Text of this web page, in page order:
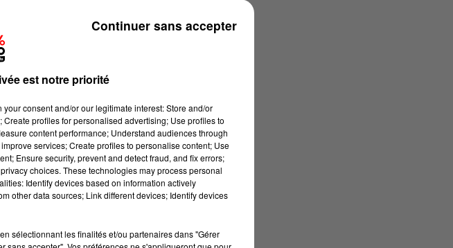
est notre priorité
consent and/or our legitimate interest: Store and/or
profiles for personalised advertising; Use profiles to
content performance; Understand audiences through
services; Create profiles to personalise content; Use
Ensure security, prevent and detect fraud, and fix errors;
choices. These technologies may process personal
Identify devices based on information actively
other data sources; Link different devices; Identify devices
sélectionnant les finalités et/ou partenaires dans "Gérer
Continuer sans accepter